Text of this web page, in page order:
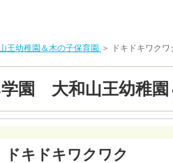
幼稚園＆木の子保育園 ＞ ドキドキワクワ
園 大和山王幼稚園
ドキドキワクワク